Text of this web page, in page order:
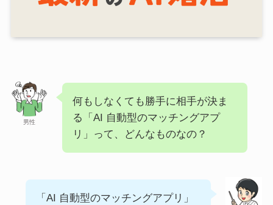
男性
何もしなくても勝手に相手が決ま
る「AI 自動型のマッチングアプ
リ」って、どんなものなの？
「AI 自動型のマッチングアプリ」